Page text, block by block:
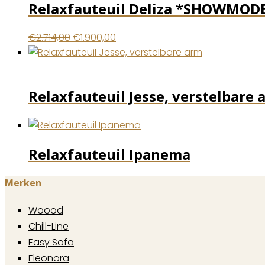
Relaxfauteuil Deliza
€2.714,00Oorspronkelijke
prijs
€1.900,00
prijs
Relaxfauteuil Jesse, verstelbare
Relaxfauteuil Ipanema
Merken
Woood
Chill-Line
Easy Sofa
Eleonora